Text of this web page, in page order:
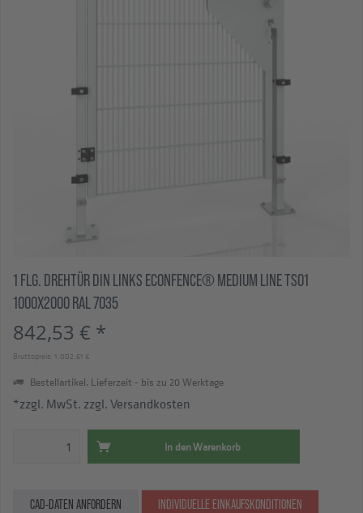
1 FLG. DREHTÜR DIN LINKS ECONFENCE® MEDIUM LINE TS01
1000X2000 RAL 7035
842,53 € *
Bruttopreis: 1.002,61 €
Bestellartikel. Lieferzeit - bis zu 20 Werktage
*zzgl. MwSt. zzgl. Versandkosten
In denWarenkorb
CAD-DATEN ANFORDERN INDIVIDUELLE EINKAUFSKONDITIONEN